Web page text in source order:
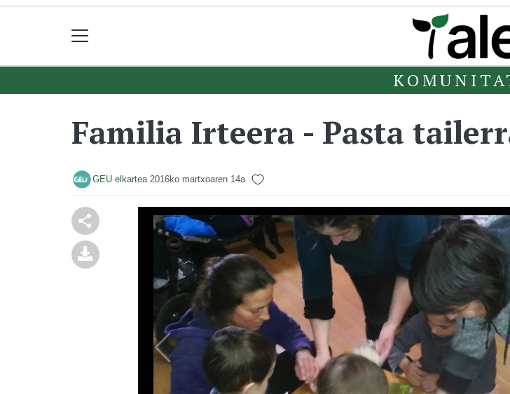
Familia Irteera - Pasta
GEU elkartea 2016ko martxoaren 14a